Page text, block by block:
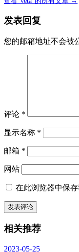
发表回复
您的邮箱地址不会被
评论 *
显示名称 *
邮箱 *
网站
在此浏览器中保
相关推荐
2023-05-25